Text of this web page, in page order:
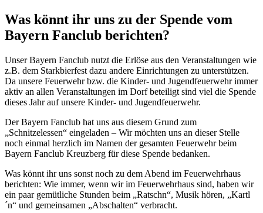
Was könnt ihr uns zu der Spende vom
Bayern Fanclub berichten?
Unser Bayern Fanclub nutzt die Erlöse aus den Veranstaltungen wie
z.B. dem Starkbierfest dazu andere Einrichtungen zu unterstützen.
Da unsere Feuerwehr bzw. die Kinder- und Jugendfeuerwehr immer
aktiv an allen Veranstaltungen im Dorf beteiligt sind viel die Spende
dieses Jahr auf unsere Kinder- und Jugendfeuerwehr.
Der Bayern Fanclub hat uns aus diesem Grund zum
„Schnitzelessen“ eingeladen – Wir möchten uns an dieser Stelle
noch einmal herzlich im Namen der gesamten Feuerwehr beim
Bayern Fanclub Kreuzberg für diese Spende bedanken.
Was könnt ihr uns sonst noch zu dem Abend im Feuerwehrhaus
berichten: Wie immer, wenn wir im Feuerwehrhaus sind, haben wir
ein paar gemütliche Stunden beim „Ratschn“, Musik hören, „Kartl
´n“ und gemeinsamen „Abschalten“ verbracht.